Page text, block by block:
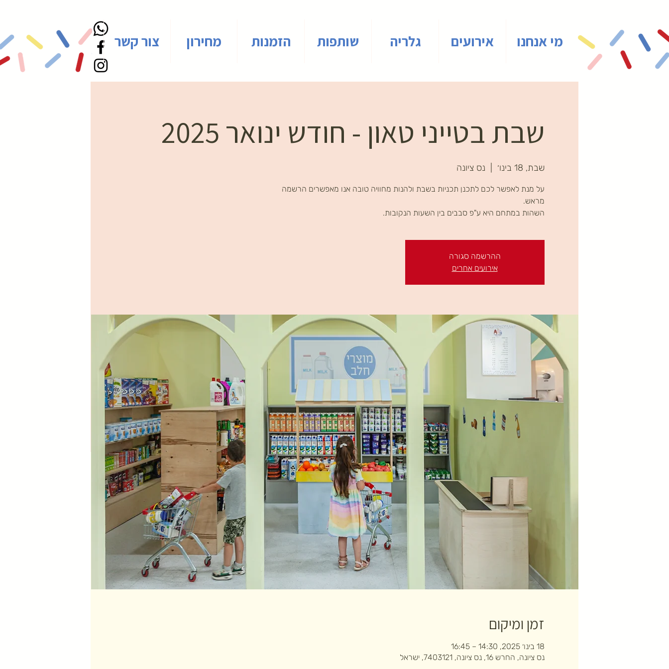
מי אנחנו אירועים גלריה שותפות הזמנות מחירון צור קשר
שבת בטייני טאון - חודש ינואר 2025
שבת, 18 בינו׳ נס ציונה
על מנת לאפשר לכם לתכנן תכניות בשבת ולהנות מחוויה טובה אנו מאפשרים הרשמה
השהות במתחם היא ע"פ סבבים בין השעות הנקובות.
ההרשמה סגורה
אירועים אחרים
זמן ומיקום
18 בינו׳ 2025, 14:30 – 16:45
נס ציונה, החרש 16, נס ציונה, 7403121, ישראל